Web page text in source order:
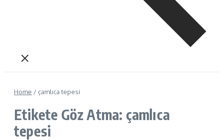
Home / çamlıca tepesi
Etikete Göz Atma: çamlıca
tepesi